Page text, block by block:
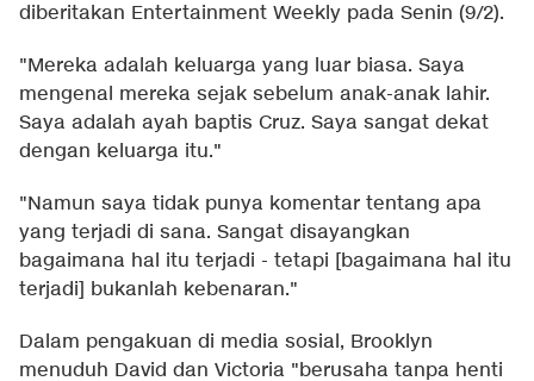
diberitakan Entertainment Weekly pada Senin (9/2).
"Mereka adalah keluarga yang luar biasa. Saya
mengenal mereka sejak sebelum anak-anak lahir.
Saya adalah ayah baptis Cruz. Saya sangat dekat
dengan keluarga itu."
"Namun saya tidak punya komentar tentang apa
yang terjadi di sana. Sangat disayangkan
bagaimana hal itu terjadi - tetapi [bagaimana hal itu
terjadi] bukanlah kebenaran."
Dalam pengakuan di media sosial, Brooklyn
menuduh David dan Victoria "berusaha tanpa henti